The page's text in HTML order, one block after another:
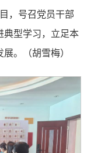
，号召党员干部
典型学习，立足本
。（胡雪梅）